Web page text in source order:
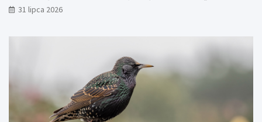
31 lipca 2026